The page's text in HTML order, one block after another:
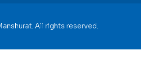
All rights reserved.